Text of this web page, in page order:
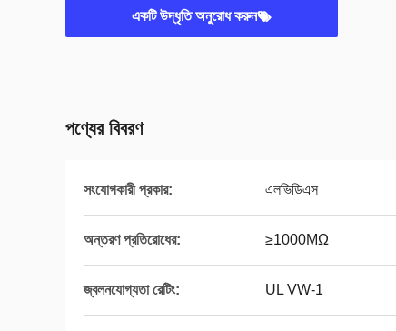
একটি উদ্ধৃতি অনুরোধ করুন
পণ্যের বিবরণ
সংযোগকারী প্রকার: এলভিডিএস
অন্তরণ প্রতিরোধের: ≥1000MΩ
জ্বলনযোগ্যতা রেটিং: UL VW-1